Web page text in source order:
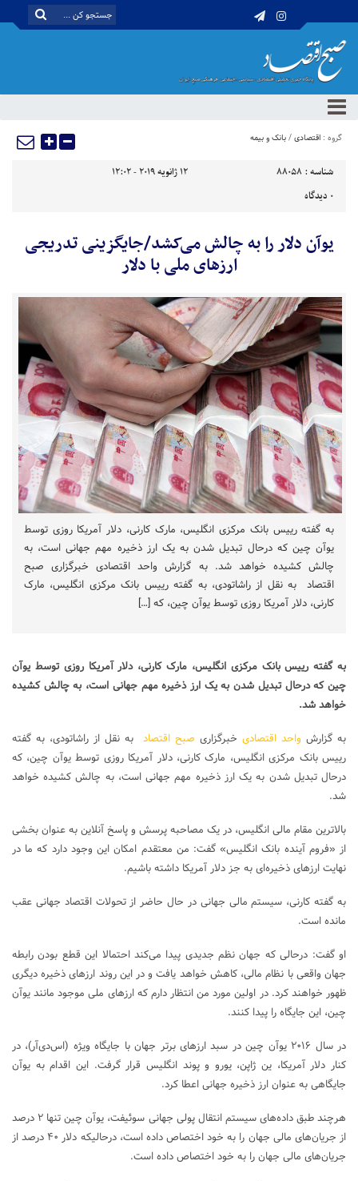
گروه : اقتصادی/بانک و بیمه
شناسه : 88058
12 ژانویه 2019 - 12:02
0 دیدگاه
یوآن دلار را به چالش می‌کشد/جایگزینی تدریجی
ارزهای ملی با دلار
به گفته رییس بانک مرکزی انگلیس، مارک کارنی، دلار آمریکا روزی توسط
یوآن چین که درحال تبدیل شدن به یک ارز ذخیره مهم جهانی است، به
چالش کشیده خواهد شد. به گزارش واحد اقتصادی خبرگزاری صبح
اقتصاد به نقل از راشاتودی، به گفته رییس بانک مرکزی انگلیس، مارک
کارنی، دلار آمریکا روزی توسط یوآن چین، که […]
به گفته رییس بانک مرکزی انگلیس، مارک کارنی، دلار آمریکا روزی توسط یوآن
چین که درحال تبدیل شدن به یک ارز ذخیره مهم جهانی است، به چالش کشیده
خواهد شد.
به گزارش واحد اقتصادی خبرگزاری صبح اقتصاد به نقل از راشاتودی، به گفته
رییس بانک مرکزی انگلیس، مارک کارنی، دلار آمریکا روزی توسط یوآن چین، که
درحال تبدیل شدن به یک ارز ذخیره مهم جهانی است، به چالش کشیده خواهد
شد.
بالاترین مقام مالی انگلیس، در یک مصاحبه پرسش و پاسخ آنلاین به عنوان بخشی
از «فروم آینده بانک انگلیس» گفت: من معتقدم امکان این وجود دارد که ما در
نهایت ارزهای ذخیره‌ای به جز دلار آمریکا داشته باشیم.
به گفته کارنی، سیستم مالی جهانی در حال حاضر از تحولات اقتصاد جهانی عقب
مانده است.
او گفت: درحالی که جهان نظم جدیدی پیدا می‌کند احتمالا این قطع بودن رابطه
جهان واقعی با نظام مالی، کاهش خواهد یافت و در این روند ارزهای ذخیره دیگری
ظهور خواهند کرد. در اولین مورد من انتظار دارم که ارزهای ملی موجود مانند یوآن
چین، این جایگاه را پیدا کنند.
در سال ۲۰۱۶ یوآن چین در سبد ارزهای برتر جهان با جایگاه ویژه (اس‌دی‌آر)، در
کنار دلار آمریکا، ین ژاپن، یورو و پوند انگلیس قرار گرفت. این اقدام به یوآن
جایگاهی به عنوان ارز ذخیره جهانی اعطا کرد.
هرچند طبق داده‌های سیستم انتقال پولی جهانی سوئیفت، یوآن چین تنها ۲ درصد
از جریان‌های مالی جهان را به خود اختصاص داده است، درحالیکه دلار ۴۰ درصد از
جریان‌های مالی جهان را به خود اختصاص داده است.